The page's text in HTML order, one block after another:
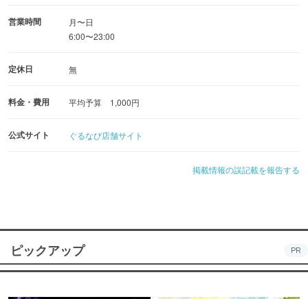
営業時間
月〜日
6:00〜23:00
定休日 無
料金・費用 平均予算 1,000円
公式サイト ぐるなび店舗サイト
掲載情報の誤記載を報告する
ピックアップ PR